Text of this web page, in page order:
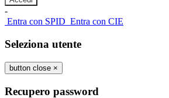
-
Entra con SPID Entra con CIE
Seleziona utente
button close ×
Recupero password